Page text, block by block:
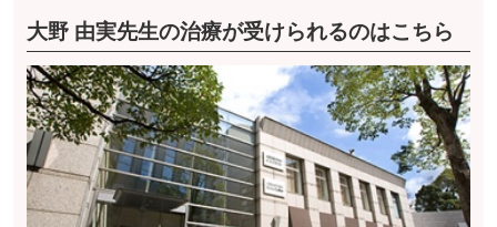
大野 由実先生の治療が受けられるのはこちら